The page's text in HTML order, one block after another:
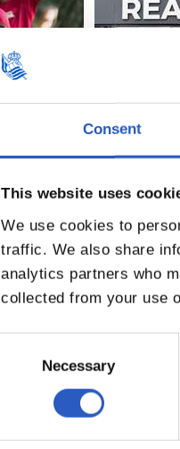
Consent
This website uses
We use cookies to
traffic. We also share
analytics partners who
collected from your use
Necessary